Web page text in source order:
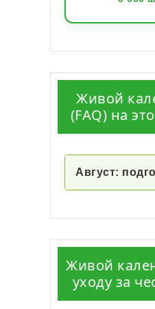
Живой
(FAQ) на
Август:
Живой
уходу за